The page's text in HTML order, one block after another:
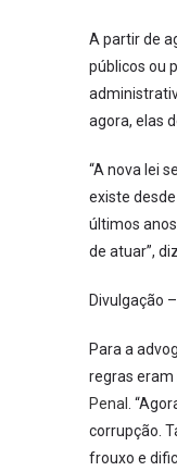
A partir de
públicos ou
agora, elas
“A nova lei
existe
últimos
de atuar”,
Divulgação –
Para a
regras
Penal
.
corrupção.
frouxo e